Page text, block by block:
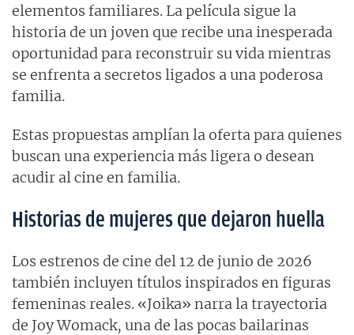
elementos familiares. La película sigue la
historia de un joven que recibe una inesperada
oportunidad para reconstruir su vida mientras
se enfrenta a secretos ligados a una poderosa
familia.
Estas propuestas amplían la oferta para quienes
buscan una experiencia más ligera o desean
acudir al cine en familia.
Historias de mujeres que dejaron huella
Los estrenos de cine del 12 de junio de 2026
también incluyen títulos inspirados en figuras
femeninas reales. «Joika» narra la trayectoria
de Joy Womack, una de las pocas bailarinas